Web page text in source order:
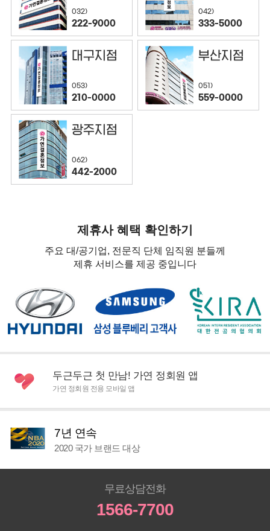
032)
222-9000
042)
333-5000
대구지점
053)
210-0000
부산지점
051)
559-0000
광주지점
062)
442-2000
제휴사 혜택 확인하기
주요 대/공기업, 전문직 단체 임직원 분들께
제휴 서비스를 제공 중입니다
두근두근 첫 만남! 가연 정회원 앱
가연 정회원 전용 모바일 앱
7년 연속
2020 국가 브랜드 대상
무료상담전화
1566-7700